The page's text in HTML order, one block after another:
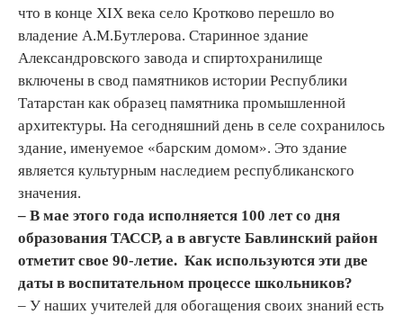
что в конце XIX века село Кротково перешло во
владение А.М.Бутлерова. Старинное здание
Александровского завода и спиртохранилище
включены в свод памятников истории Республики
Татарстан как образец памятника промышленной
архитектуры. На сегодняшний день в селе сохранилось
здание, именуемое «барским домом». Это здание
является культурным наследием республиканского
значения.
– В мае этого года исполняется 100 лет со дня
образования ТАССР, а в августе Бавлинский район
отметит свое 90-летие. Как используются эти две
даты в воспитательном процессе школьников?
– У наших учителей для обогащения своих знаний есть